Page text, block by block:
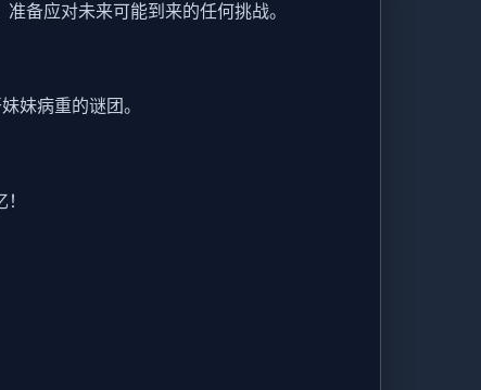
备应对未来可能到来的任何挑战。
妹病重的谜团。